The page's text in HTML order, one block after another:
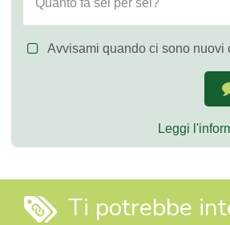
Avvisami quando ci sono nuovi
Leggi
Ti potrebbe